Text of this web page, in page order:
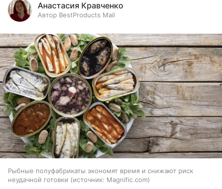
Анастасия Кравченко
Автор BestProducts Mail
Рыбные полуфабрикаты экономят время и снижают риск
неудачной готовки
источник: Magnific.com